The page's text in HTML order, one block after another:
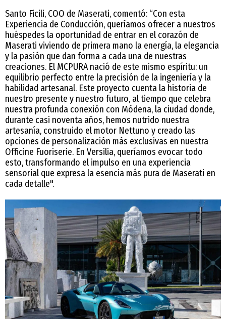
Santo Ficili, COO de Maserati, comentó: “Con esta
Experiencia de Conducción, queríamos ofrecer a nuestros
huéspedes la oportunidad de entrar en el corazón de
Maserati viviendo de primera mano la energía, la elegancia
y la pasión que dan forma a cada una de nuestras
creaciones. El MCPURA nació de este mismo espíritu: un
equilibrio perfecto entre la precisión de la ingeniería y la
habilidad artesanal. Este proyecto cuenta la historia de
nuestro presente y nuestro futuro, al tiempo que celebra
nuestra profunda conexión con Módena, la ciudad donde,
durante casi noventa años, hemos nutrido nuestra
artesanía, construido el motor Nettuno y creado las
opciones de personalización más exclusivas en nuestra
Officine Fuoriserie. En Versilia, queríamos evocar todo
esto, transformando el impulso en una experiencia
sensorial que expresa la esencia más pura de Maserati en
cada detalle".